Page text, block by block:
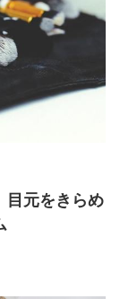
目元をきらめ